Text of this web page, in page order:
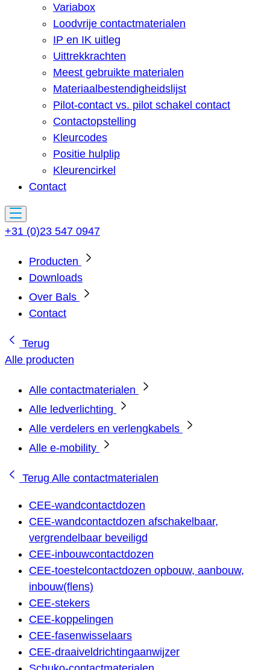
Variabox
Loodvrije contactmaterialen
IP en IK uitleg
Uittrekkrachten
Meest gebruikte materialen
Materiaalbestendigheidslijst
Pilot-contact vs. pilot schakel contact
Contactopstelling
Kleurcodes
Positie hulplip
Kleurencirkel
Contact
+31 (0)23 547 0947
Producten
Downloads
Over Bals
Contact
Terug
Alle producten
Alle contactmaterialen
Alle ledverlichting
Alle verdelers en verlengkabels
Alle e-mobility
Terug Alle contactmaterialen
CEE-wandcontactdozen
CEE-wandcontactdozen afschakelbaar,
vergrendelbaar beveiligd
CEE-inbouwcontactdozen
CEE-toestelcontactdozen opbouw, aanbouw,
inbouw(flens)
CEE-stekers
CEE-koppelingen
CEE-fasenwisselaars
CEE-draaiveldrichtingaanwijzer